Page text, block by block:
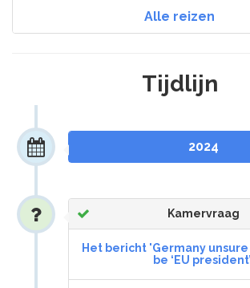
Alle reizen
Tijdlijn
2024
Kamervraag
Het bericht 'Germany
be ‘EU